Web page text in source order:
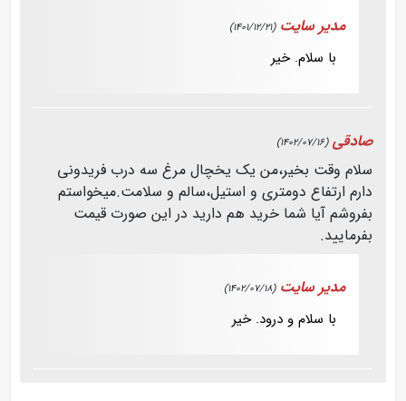
مدیر سایت (1401/12/21)
با سلام. خیر
صادقی (1402/07/16)
سلام وقت بخیر،من یک یخچال مرغ سه درب فریدونی
دارم ارتفاع دومتری و استیل،سالم و سلامت.میخواستم
بفروشم آیا شما خرید هم دارید در این صورت قیمت
بفرمایید.
مدیر سایت (1402/07/18)
با سلام و درود. خیر